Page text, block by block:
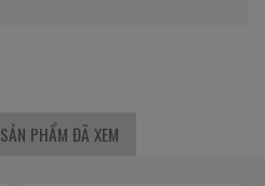
SẢN PHẨM ĐÃ XEM